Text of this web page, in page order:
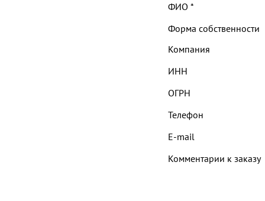
ФИО *
Форма собственности
Компания
ИНН
ОГРН
Телефон
E-mail
Комментарии к заказу